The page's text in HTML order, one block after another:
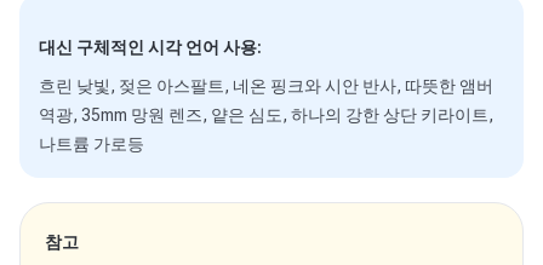
대신 구체적인 시각 언어 사용:
흐린 낮빛, 젖은 아스팔트, 네온 핑크와 시안 반사, 따뜻한 앰버
역광, 35mm 망원 렌즈, 얕은 심도, 하나의 강한 상단 키라이트,
나트륨 가로등
참고